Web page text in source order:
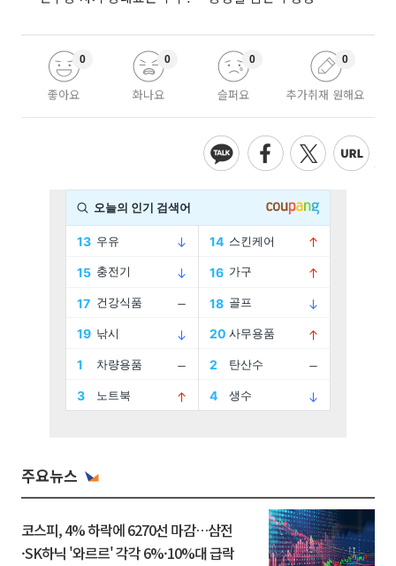
좋아요
0
화나요
0
슬퍼요
0
추가취재 원해요
0
주요뉴스
코스피, 4% 하락에 6270선 마감…삼전
·SK하닉 '와르르' 각각 6%·10%대 급락